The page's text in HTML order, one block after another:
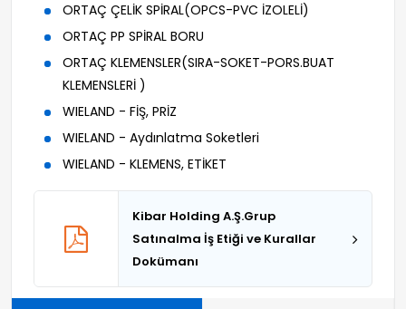
ORTAÇ ÇELİK SPİRAL(OPCS-PVC İZOLELİ)
ORTAÇ PP SPİRAL BORU
ORTAÇ KLEMENSLER(SIRA-SOKET-PORS.BUAT
KLEMENSLERİ )
WIELAND - FİŞ, PRİZ
WIELAND - Aydınlatma Soketleri
WIELAND - KLEMENS, ETİKET
Kibar Holding A.Ş.Grup
Satınalma İş Etiği ve Kurallar
Dokümanı